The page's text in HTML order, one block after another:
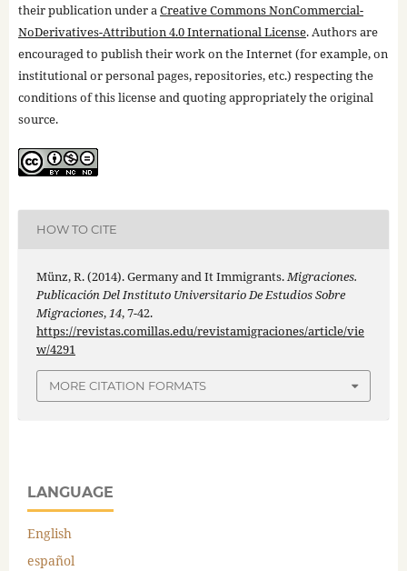
their publication under aCreative Commons NonCommercial-
NoDerivatives-Attribution 4.0 International License. Authors are
encouraged to publish their work on the Internet (for example, on
institutional or personal pages, repositories, etc.) respecting the
conditions of this license and quoting appropriately the original
source.
HOW TO CITE
Münz, R. (2014). Germany and It Immigrants.Migraciones.
Publicación Del Instituto Universitario De Estudios Sobre
Migraciones,14, 7-42.
https://revistas.comillas.edu/revistamigraciones/article/vie
w/4291
MORE CITATION FORMATS
LANGUAGE
English
español